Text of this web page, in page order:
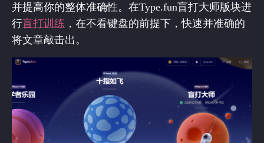
并提高你的整体准确性。在Type.fun盲打大师版块进
行盲打训练 ，在不看键盘的前提下，快速并准确的
将文章敲击出。